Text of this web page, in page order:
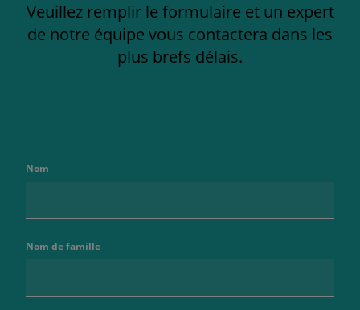
Veuillez remplir le formulaire et un expert
de notre équipe vous contactera dans les
plus brefs délais.
Nom
Nom de famille